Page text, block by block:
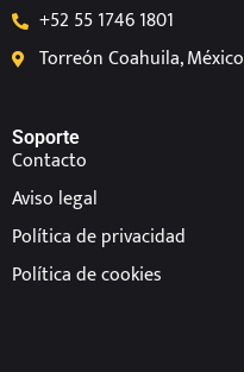
+52 55 1746 1801
Torreón Coahuila, México
Soporte
Contacto
Aviso legal
Política de privacidad
Política de cookies